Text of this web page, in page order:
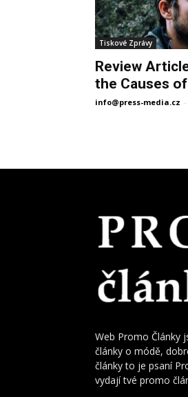
Tiskové Zprávy
Review
the Causes
info@press-media.cz -
Web Promo Články
články o módě,
články to je psaní
vydají tvé promo